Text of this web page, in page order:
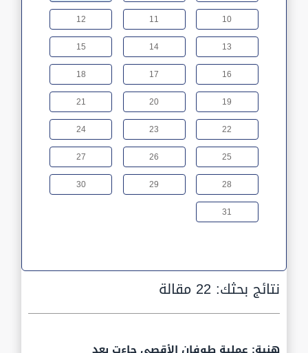
10
11
12
13
14
15
16
17
18
19
20
21
22
23
24
25
26
27
28
29
30
31
نتائج بحثك:22 مقالة